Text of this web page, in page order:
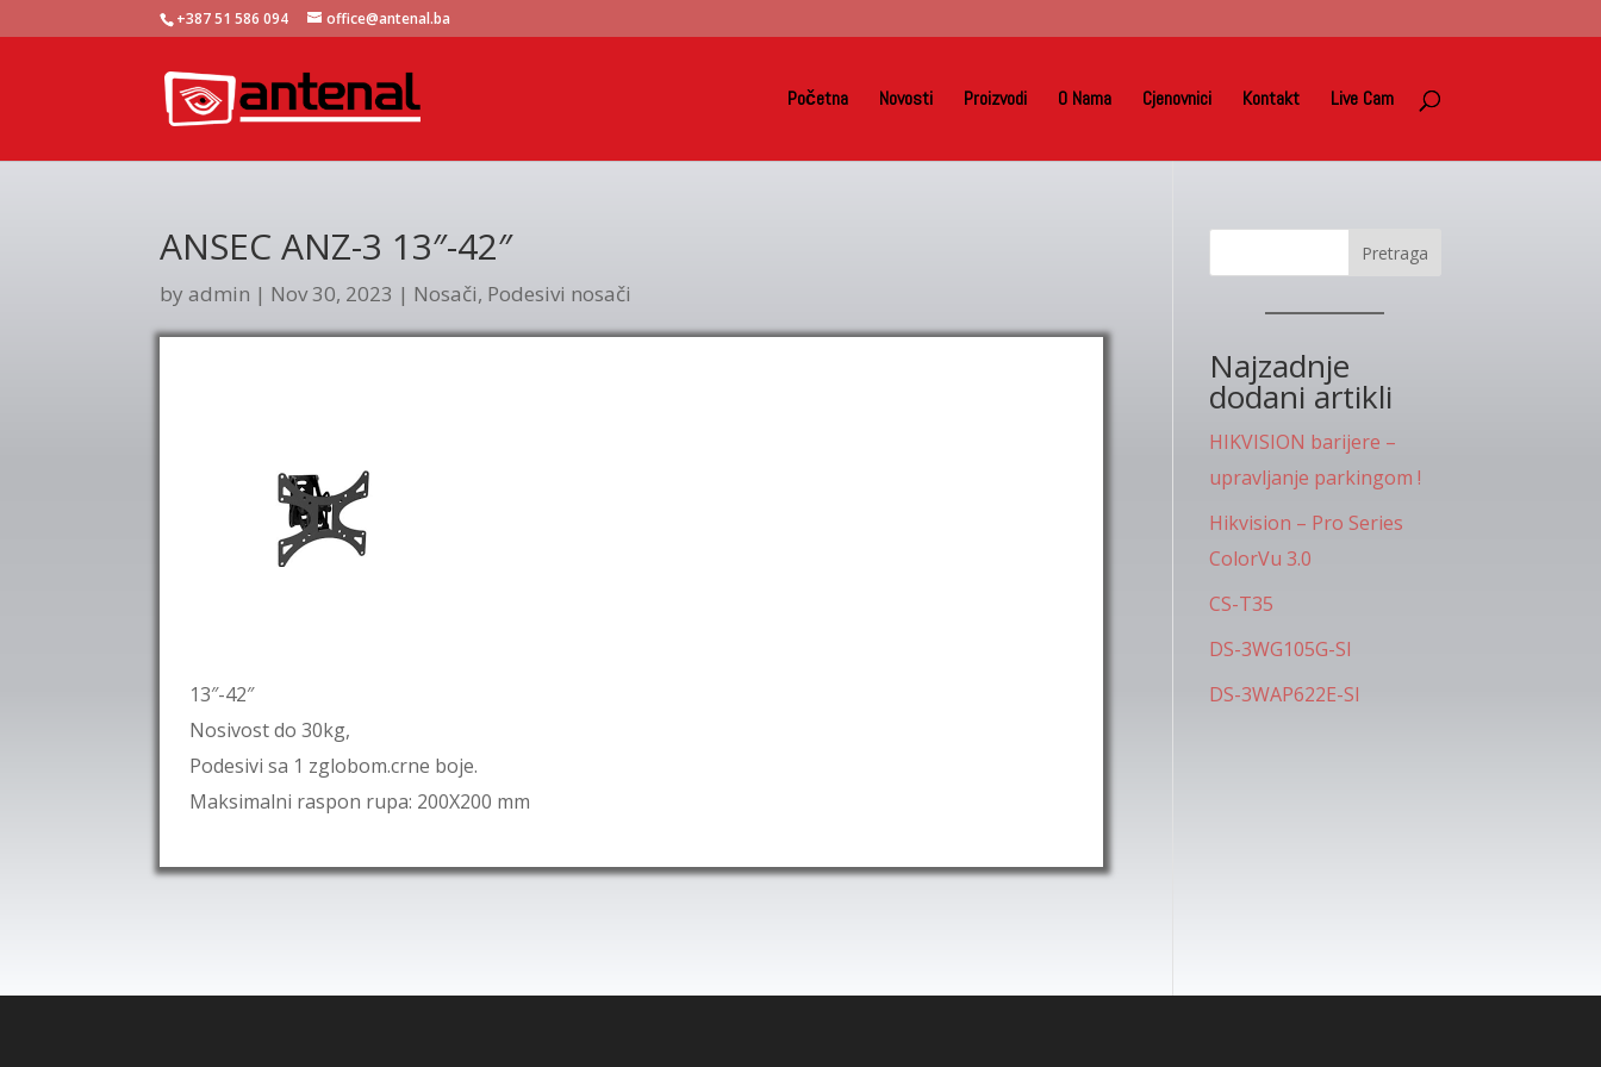
+387 51 586 094 office@antenal.ba
Početna Novosti Proizvodi O Nama Cjenovnici Kontakt Live Cam
ANSEC ANZ-3 13″-42″
byadmin | Nov 30, 2023 | Nosači, Podesivi nosači
13″-42″
Nosivost do 30kg,
Podesivi sa 1 zglobom.crne boje.
Maksimalni raspon rupa: 200X200 mm
Pretraga
Najzadnje
dodani artikli
HIKVISION barijere –
upravljanje parkingom !
Hikvision – Pro Series
ColorVu 3.0
CS-T35
DS-3WG105G-SI
DS-3WAP622E-SI